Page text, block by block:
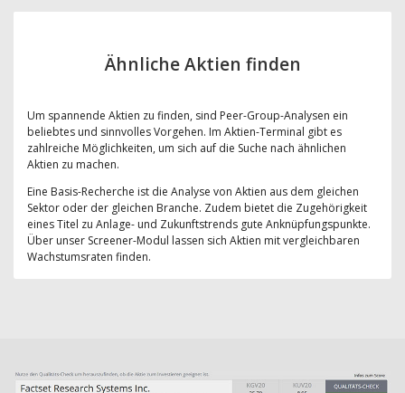
Ähnliche Aktien finden
Um spannende Aktien zu finden, sind Peer-Group-Analysen ein
beliebtes und sinnvolles Vorgehen. Im Aktien-Terminal gibt es
zahlreiche Möglichkeiten, um sich auf die Suche nach ähnlichen
Aktien zu machen.
Eine Basis-Recherche ist die Analyse von Aktien aus dem gleichen
Sektor oder der gleichen Branche. Zudem bietet die Zugehörigkeit
eines Titel zu Anlage- und Zukunftstrends gute Anknüpfungspunkte.
Über unser Screener-Modul lassen sich Aktien mit vergleichbaren
Wachstumsraten finden.